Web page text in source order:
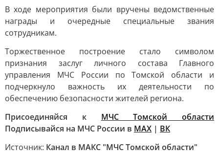
В ходе мероприятия были вручены ведомственные
награды и очередные специальные звания
сотрудникам.
Торжественное построение стало символом
признания заслуг личного состава Главного
управления МЧС России по Томской области и
подчеркнуло важность их деятельности по
обеспечению безопасности жителей региона.
Присоединяйся к МЧС Томской области
Подписывайся на МЧС России в MAX | ВК
Источник: Канал в МАКС "МЧС Томской области"